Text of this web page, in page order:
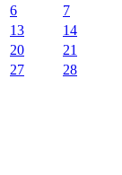
6
7
13
14
20
21
27
28